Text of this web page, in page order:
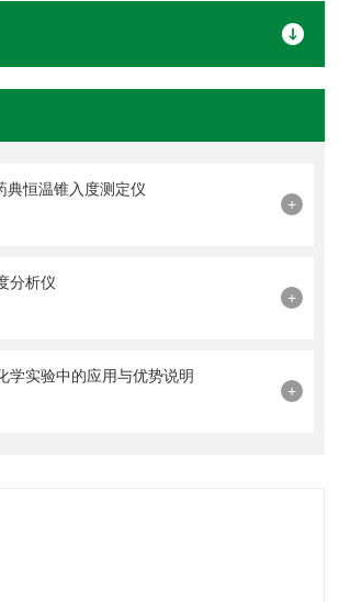
典恒温锥入度测定仪
+
分析仪
+
学实验中的应用与优势说明
+